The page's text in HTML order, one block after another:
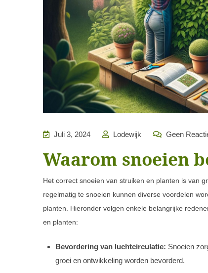
Juli 3, 2024 Lodewijk Geen
Waarom snoeien
Het correct snoeien van struiken en planten is van
regelmatig te snoeien kunnen diverse voordelen
planten. Hieronder volgen enkele belangrijke
en planten:
Bevordering van luchtcirculatie: Snoeien
groei en ontwikkeling worden bevorderd.